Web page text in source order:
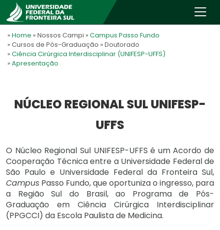
» Home » Nossos Campi » Campus Passo Fundo
» Cursos de Pós-Graduação » Doutorado
» Ciência Cirúrgica Interdisciplinar (UNIFESP-UFFS)
» Apresentação
NÚCLEO REGIONAL SUL UNIFESP-
UFFS
O Núcleo Regional Sul UNIFESP-UFFS é um Acordo de
Cooperação Técnica entre a Universidade Federal de
São Paulo e Universidade Federal da Fronteira Sul,
Campus Passo Fundo, que oportuniza o ingresso, para
a Região Sul do Brasil, ao Programa de Pós-
Graduação em Ciência Cirúrgica Interdisciplinar
(PPGCCI) da Escola Paulista de Medicina.